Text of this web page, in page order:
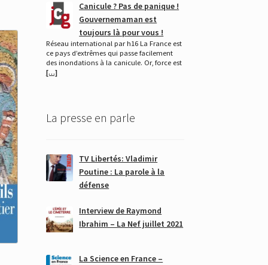
Canicule ? Pas de panique !
Gouvernemaman est
toujours là pour vous !
Réseau international par h16 La France est
ce pays d’extrêmes qui passe facilement
des inondations à la canicule. Or, force est
[…]
La presse en parle
TV Libertés: Vladimir
Poutine : La parole à la
défense
Interview de Raymond
Ibrahim – La Nef juillet 2021
La Science en France –